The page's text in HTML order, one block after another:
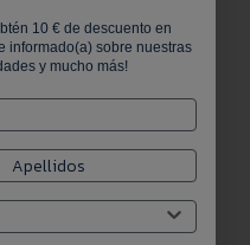
10 € de descuento en
informado(a) sobre nuestras
y mucho más!